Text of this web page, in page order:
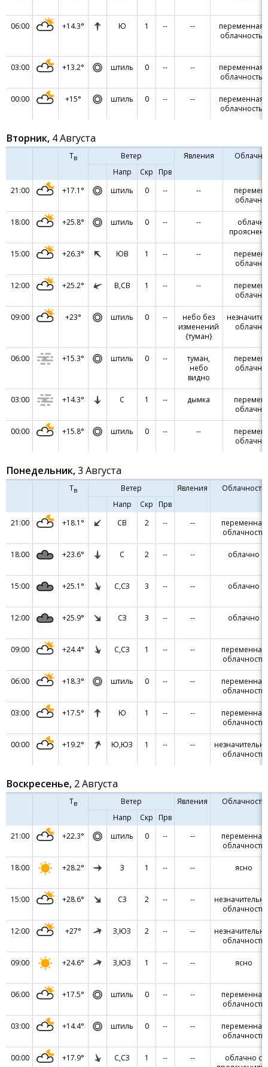
06:00 +14.3° Ю 1 -- --
переменная
облачность
03:00 +13.2° штиль 0 -- --
переменная
облачность
00:00 +15° штиль 0 -- --
переменная
облачность
Вторник, 4 Августа
Тв Ветер Явления
Напр
Скр Прв
21:00
+17.1° штиль 0 -- --
18:00 +25.8° штиль 0 -- --
15:00 +26.3° ЮВ 1 -- --
12:00 +25.2° В,СВ 1 -- --
09:00 +23° штиль 0 --
небо без
изменений
{туман}
06:00 +15.3° штиль 0 --
туман,
небо
видно
03:00 +14.3° С 1 -- дымка
00:00 +15.8° штиль 0 -- --
Понедельник, 3 Августа
Тв Ветер Явления
Облачность
Напр
Скр Прв
21:00
+18.1° СВ 2 -- --
переменная
облачность
18:00 +23.6° С 2 -- -- облачно
15:00 +25.1° С,СЗ 3 -- -- облачно
12:00 +25.9° СЗ 3 -- -- облачно
09:00 +24.4° С,СЗ 1 -- --
переменная
облачность
06:00 +18.3° штиль 0 -- --
переменная
облачность
03:00 +17.5° Ю 1 -- --
переменная
облачность
00:00 +19.2° Ю,ЮЗ 1 -- --
облачность
Воскресенье, 2 Августа
Тв Ветер Явления
Облачность
Напр
Скр Прв
21:00
+22.3° штиль 0 -- --
переменная
облачность
18:00 +28.2° З 1 -- -- ясно
15:00 +28.6° СЗ 2 -- --
облачность
12:00 +27° З,ЮЗ 2 -- --
облачность
09:00 +24.6° З,ЮЗ 1 -- -- ясно
06:00 +17.5° штиль 0 -- --
переменная
облачность
03:00 +14.4° штиль 0 -- --
переменная
облачность
00:00 +17.9° С,СЗ 1 -- --
облачно с